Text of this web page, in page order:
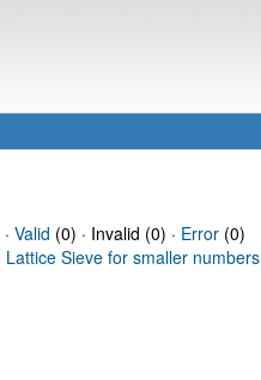
Valid (0) · Invalid (0) · Error(0)
Lattice Sieve for smaller numbers